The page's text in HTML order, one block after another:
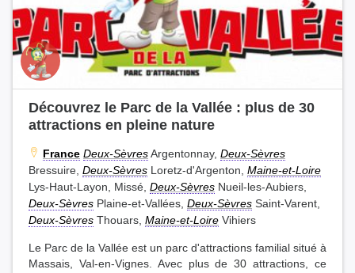
Découvrez le Parc de la Vallée : plus de 30
attractions en pleine nature
France Deux-SèvresArgentonnay, Deux-Sèvres
Bressuire, Deux-Sèvres Loretz-d'Argenton, Maine-et-Loire
Lys-Haut-Layon, Missé, Deux-Sèvres Nueil-les-Aubiers,
Deux-Sèvres Plaine-et-Vallées, Deux-Sèvres Saint-Varent,
Deux-Sèvres Thouars, Maine-et-Loire Vihiers
Le Parc de la Vallée est un parc d'attractions familial situé à
Massais, Val-en-Vignes. Avec plus de 30 attractions, ce